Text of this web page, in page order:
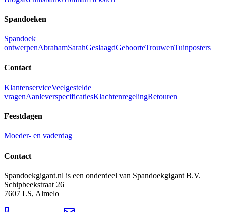
Spandoeken
Spandoek
ontwerpenAbrahamSarahGeslaagdGeboorteTrouwenTuinposters
Contact
KlantenserviceVeelgestelde
vragenAanleverspecificatiesKlachtenregelingRetouren
Feestdagen
Moeder- en vaderdag
Contact
Spandoekgigant.nl is een onderdeel van Spandoekgigant B.V.
Schipbeekstraat 26
7607 LS, Almelo